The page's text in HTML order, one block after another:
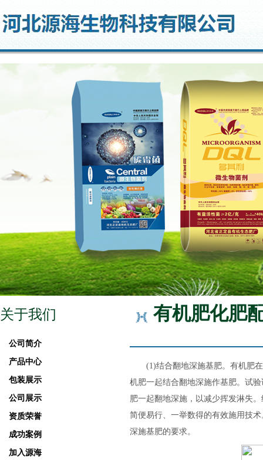
关于我们
公司简介
产品中心
包装展示
公司展示
资质荣誉
成功案例
加入源海
有机肥化肥
(1)结合翻地深施基肥。有机肥
机肥一起结合翻地深施作基肥。试
肥一起翻地深施，以减少挥发淋失
简便易行、一举数得的有效施用技
深施基肥的要求。